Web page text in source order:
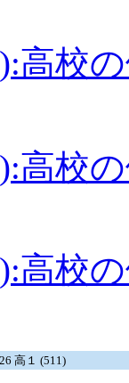
高校
高校
高校
高１ (511)